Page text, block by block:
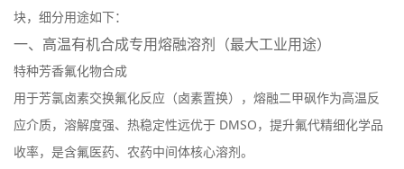
块，细分用途如下：
一、高温有机合成专用熔融溶剂（最大工业用途）
特种芳香氟化物合成
用于芳氯卤素交换氟化反应（卤素置换），熔融二甲砜作为高温反
应介质，溶解度强、热稳定性远优于 DMSO，提升氟代精细化学品
收率，是含氟医药、农药中间体核心溶剂。